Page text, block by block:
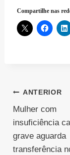
Compartilhe nas
de
Post
ANTERIOR
Mulher com
insuficiência
grave aguarda
transferência